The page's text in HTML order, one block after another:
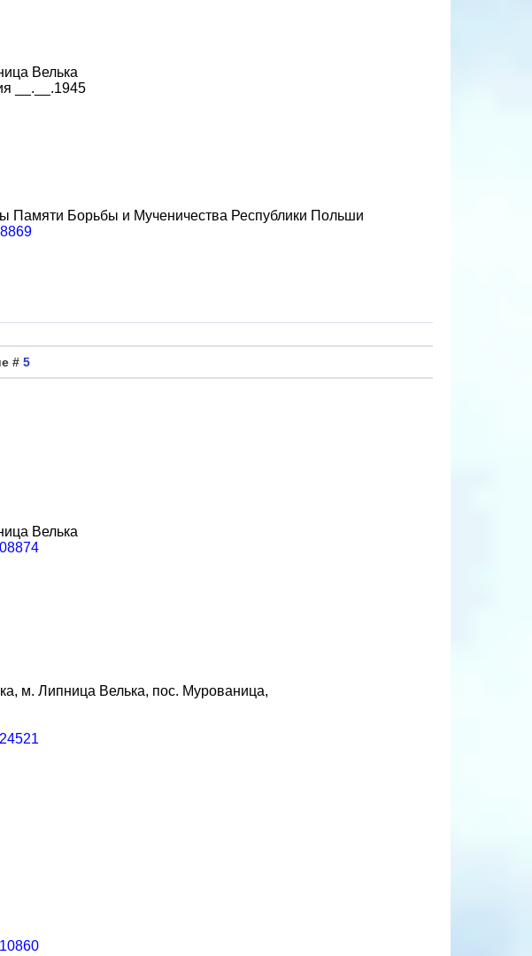
Велька
__.__.1945
Памяти Борьбы и Мученичества Республики Польши
# 5
Велька
м. Липница Велька, пос. Мурованица,